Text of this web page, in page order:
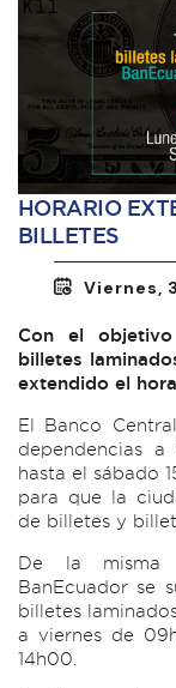
HORARIO
BILLETES
Viernes,
Con el
billetes
extendido el
El Banco
dependencias
hasta el sábado
para que la
de billetes y
De la misma
BanEcuador se
billetes
a viernes de
14h00.